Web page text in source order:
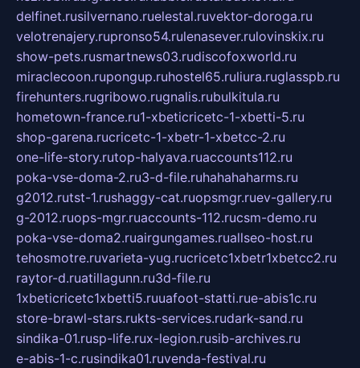
delfinet.rusilvernano.ruelestal.ruvektor-doroga.ru
velotrenajery.rupronso54.rulenasever.rulovinskix.ru
show-pets.rusmartnews03.rudiscofoxworld.ru
miraclecoon.rupongup.ruhostel65.ruliura.ruglasspb.ru
firehunters.rugribowo.rugnalis.rubulkitula.ru
hometown-france.ru1-xbeticricetc-1-xbetti-5.ru
shop-garena.rucricetc-1-xbetr-1-xbetcc-2.ru
one-life-story.rutop-halyava.ruaccounts112.ru
poka-vse-doma-2.ru3-d-file.ruhahahaharms.ru
g2012.rutst-1.rushaggy-cat.ruopsmgr.ruev-gallery.ru
g-2012.ruops-mgr.ruaccounts-112.rucsm-demo.ru
poka-vse-doma2.ruairgungames.ruallseo-host.ru
tehosmotre.ruvarieta-yug.rucricetc1xbetr1xbetcc2.ru
raytor-d.ruatillagunn.ru3d-file.ru
1xbeticricetc1xbetti5.ruuafoot-statti.rue-abis1c.ru
store-brawl-stars.rukts-services.rudark-sand.ru
sindika-01.rusp-life.rux-legion.rusib-archives.ru
e-abis-1-c.rusindika01.ruvenda-festival.ru